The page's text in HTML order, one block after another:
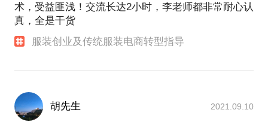
术，受益匪浅！交流长达2小时，李老师都非常耐心认
真，全是干货
服装创业及传统服装电商转型指导
胡先生 2021.09.10